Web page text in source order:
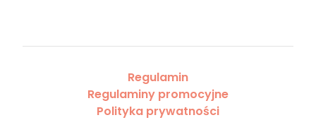
Regulamin
Regulaminy promocyjne
Polityka prywatności